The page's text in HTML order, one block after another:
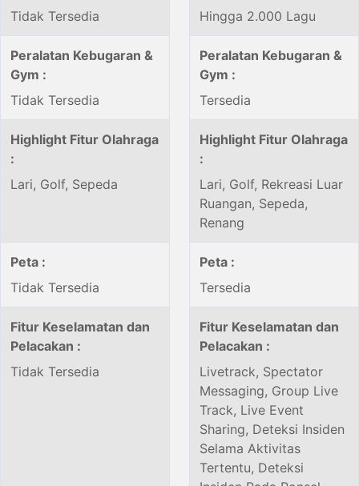
Tidak Tersedia
Hingga 2.000 Lagu
Peralatan Kebugaran &
Gym :
Tidak Tersedia
Peralatan Kebugaran &
Gym :
Tersedia
Highlight Fitur Olahraga
:
Lari, Golf, Sepeda
Highlight Fitur Olahraga
:
Lari, Golf, Rekreasi Luar
Ruangan, Sepeda,
Renang
Peta :
Tidak Tersedia
Peta :
Tersedia
Fitur Keselamatan dan
Pelacakan :
Tidak Tersedia
Fitur Keselamatan dan
Pelacakan :
Livetrack, Spectator
Messaging, Group Live
Track, Live Event
Sharing, Deteksi Insiden
Selama Aktivitas
Tertentu, Deteksi